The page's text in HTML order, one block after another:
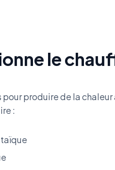
le
produire de la
: